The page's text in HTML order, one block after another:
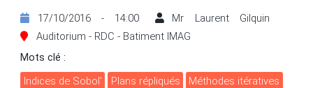
17/10/2016 - 14:00
Mr Laurent Gilquin
Auditorium - RDC - Batiment IMAG
Mots clé :
indices de Sobol'
plans répliqués
méthodes itératives